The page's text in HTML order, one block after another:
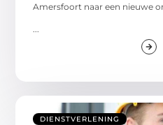
Amersfoort naar een nieuwe
...
DIENSTVERLENING